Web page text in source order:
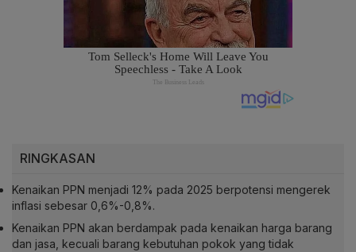
RINGKASAN
Kenaikan PPN menjadi 12% pada 2025 berpotensi mengerek
inflasi sebesar 0,6%-0,8%.
Kenaikan PPN akan berdampak pada kenaikan harga barang
dan jasa, kecuali barang kebutuhan pokok yang tidak